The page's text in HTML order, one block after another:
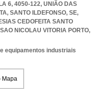
6, 4050-122, UNIÃO DAS
SANTO ILDEFONSO, SE,
CEDOFEITA SANTO
NICOLAU VITORIA PORTO,
equipamentos industriais
Mapa